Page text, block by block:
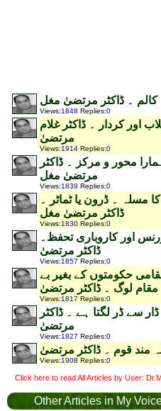
کالم ۔ ڈاکٹر مرتضیٰ مغل
Views:1848 Replies:0
اور کردار ۔ ڈاکٹر غلام
مرتضیٰ
Views:1914 Replies:0
ہمارا محور و مرکز ۔ ڈاکٹر
مرتضیٰ مغل
Views:1839 Replies:0
مسلہ ۔ ڈرون یا ٹماٹر ۔
ڈاکٹر مرتضیٰ مغل
Views:1830 Replies:0
اور کاروباری تحفظ۔
ڈاکٹر مرتضیٰ
Views:1857 Replies:0
حکومتوں کے بغیر بے
مقام لوگ ۔ ڈاکٹر مرتضیٰ
Views:1817 Replies:0
ڈار سے ڈر لگتا ہے ۔ ڈاکٹر
مرتضیٰ
Views:1827 Replies:0
مند قوم ۔ ڈاکٹر مرتضیٰ
Views:1908 Replies:0
Click here to read All Articles by User:
Other Articles in My